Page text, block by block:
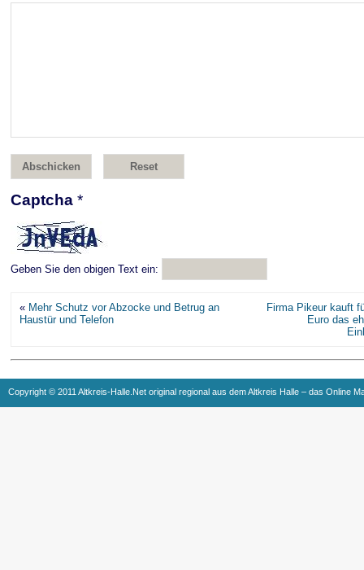
Captcha *
Geben Sie den obigen Text ein:
« Mehr Schutz vor Abzocke und Betrug an
Haustür und Telefon
Firma Pikeur kauft
Euro das
Copyright © 2011 Altkreis-Halle.Net original regional aus dem Altkreis Halle – das Online